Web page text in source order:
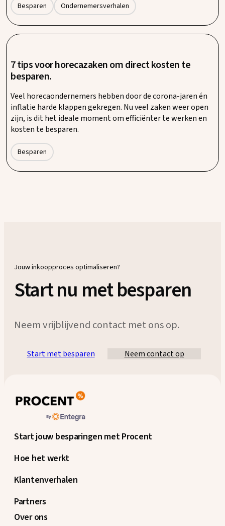
Besparen Ondernemersverhalen
7 tips voor horecazaken om direct kosten te
besparen.
Veel horecaondernemers hebben door de corona-jaren én
inflatie harde klappen gekregen. Nu veel zaken weer open
zijn, is dit het ideale moment om efficiënter te werken en
kosten te besparen.
Besparen
Jouw inkoopproces optimaliseren?
Start nu met besparen
Neem vrijblijvend contact met ons op.
Start met besparen Neem contact op
Start jouw besparingen met Procent
Hoe het werkt
Klantenverhalen
Partners
Over ons